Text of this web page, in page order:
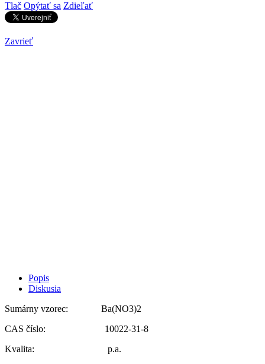
Tlač Opýtať sa Zdieľať
Zavrieť
Popis
Diskusia
Sumárny vzorec: Ba(NO3)2
CAS číslo: 10022-31-8
Kvalita: p.a.